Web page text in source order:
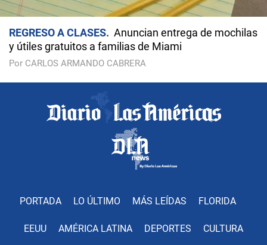
REGRESO A CLASES
Anuncian entrega de mochilas
y útiles gratuitos a familias de Miami
Por CARLOS ARMANDO CABRERA
PORTADA LO ÚLTIMO MÁS LEÍDAS FLORIDA
EEUU AMÉRICA LATINA DEPORTES CULTURA